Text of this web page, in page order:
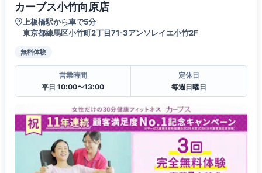
カーブス小竹向原店
上板橋駅から車で5分
東京都練馬区小竹町2丁目71-3アンソレイエ小竹2F
無料体験
営業時間
平日 10:00〜13:00
定休日
毎週日曜日